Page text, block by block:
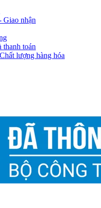
Giao nhận
thanh toán
lượng hàng hóa